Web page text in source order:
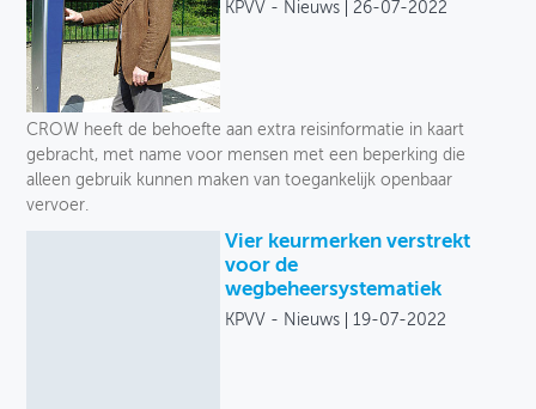
KPVV - Nieuws 26-07-2022
CROW heeft de behoefte aan extra reisinformatie in kaart
gebracht, met name voor mensen met een beperking die
alleen gebruik kunnen maken van toegankelijk openbaar
vervoer.
Vier keurmerken verstrekt
voor de
wegbeheersystematiek
KPVV - Nieuws 19-07-2022